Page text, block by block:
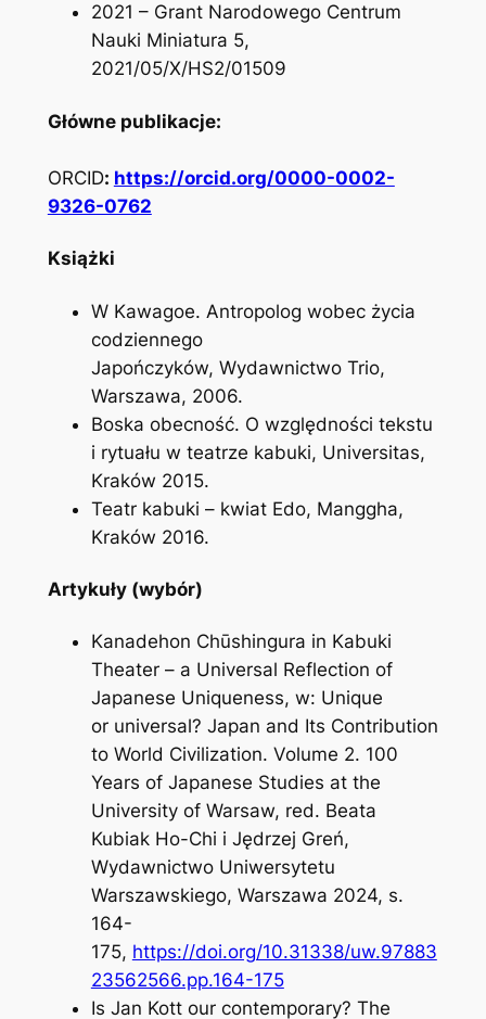
2021 – Grant Narodowego Centrum
Nauki Miniatura 5,
2021/05/X/HS2/01509
Główne publikacje:
ORCID: https://orcid.org/0000-0002-
9326-0762
Książki
W Kawagoe. Antropolog wobec życia
codziennego
Japończyków, Wydawnictwo Trio,
Warszawa, 2006.
Boska obecność. O względności tekstu
i rytuału w teatrze kabuki, Universitas,
Kraków 2015.
Teatr kabuki – kwiat Edo, Manggha,
Kraków 2016.
Artykuły (wybór)
Kanadehon Chūshingura in Kabuki
Theater – a Universal Reflection of
Japanese Uniqueness, w: Unique
or universal? Japan and Its Contribution
to World Civilization. Volume 2. 100
Years of Japanese Studies at the
University of Warsaw, red. Beata
Kubiak Ho-Chi i Jędrzej Greń,
Wydawnictwo Uniwersytetu
Warszawskiego, Warszawa 2024, s.
164-
175, https://doi.org/10.31338/uw.97883
23562566.pp.164-175
Is Jan Kott our contemporary? The